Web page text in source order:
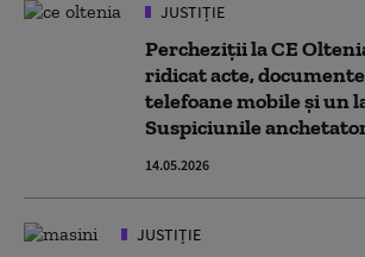
JUSTIȚIE
Percheziții la CE
ridicat acte,
telefoane mobile şi un
Suspiciunile
14.05.2026
JUSTIȚIE